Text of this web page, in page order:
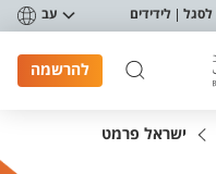
לסגל לידידים עב
להרשמה
ישראל פרמט